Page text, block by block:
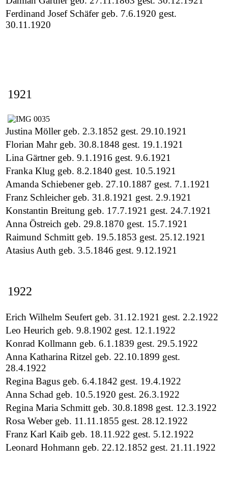
Ferdinand Josef Schäfer geb. 7.6.1920 gest.
30.11.1920
1921
Justina Möller geb. 2.3.1852 gest. 29.10.1921
Florian Mahr geb. 30.8.1848 gest. 19.1.1921
Lina Gärtner geb. 9.1.1916 gest. 9.6.1921
Franka Klug geb. 8.2.1840 gest. 10.5.1921
Amanda Schiebener geb. 27.10.1887 gest. 7.1.1921
Franz Schleicher geb. 31.8.1921 gest. 2.9.1921
Konstantin Breitung geb. 17.7.1921 gest. 24.7.1921
Anna Östreich geb. 29.8.1870 gest. 15.7.1921
Raimund Schmitt geb. 19.5.1853 gest. 25.12.1921
Atasius Auth geb. 3.5.1846 gest. 9.12.1921
1922
Erich Wilhelm Seufert geb. 31.12.1921 gest. 2.2.1922
Leo Heurich geb. 9.8.1902 gest. 12.1.1922
Konrad Kollmann geb. 6.1.1839 gest. 29.5.1922
Anna Katharina Ritzel geb. 22.10.1899 gest.
28.4.1922
Regina Bagus geb. 6.4.1842 gest. 19.4.1922
Anna Schad geb. 10.5.1920 gest. 26.3.1922
Regina Maria Schmitt geb. 30.8.1898 gest. 12.3.1922
Rosa Weber geb. 11.11.1855 gest. 28.12.1922
Franz Karl Kaib geb. 18.11.922 gest. 5.12.1922
Leonard Hohmann geb. 22.12.1852 gest. 21.11.1922